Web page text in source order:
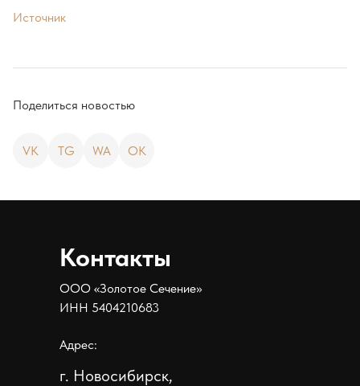
Источник
Поделиться новостью
VK TG WA OK
Адрес:
г. Новосибирск,
Контакты
ООО «Золотое Сечение»
ИНН 5404210683